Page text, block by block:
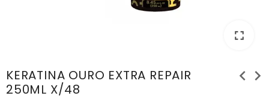
fullscreen
KERATINA OURO EXTRA REPAIR
250ML X/48
chevron_left chevron_right